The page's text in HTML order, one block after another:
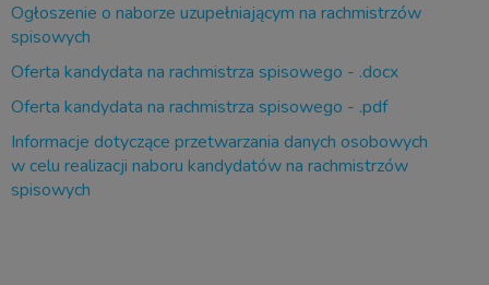
Ogłoszenie o naborze uzupełniającym na rachmistrzów
spisowych
Oferta kandydata na rachmistrza spisowego - .docx
Oferta kandydata na rachmistrza spisowego - .pdf
Informacje dotyczące przetwarzania danych osobowych
w celu realizacji naboru kandydatów na rachmistrzów
spisowych